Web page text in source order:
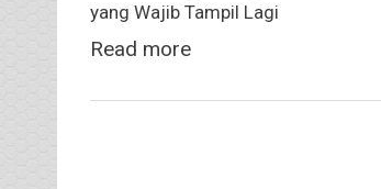
yang Wajib Tampil Lagi
Read more